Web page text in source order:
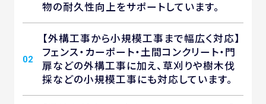
物の耐久性向上をサポートしています。
02
【外構工事から小規模工事まで幅広く対応】
フェンス・カーポート・土間コンクリート・門
扉などの外構工事に加え、草刈りや樹木伐
採などの小規模工事にも対応しています。